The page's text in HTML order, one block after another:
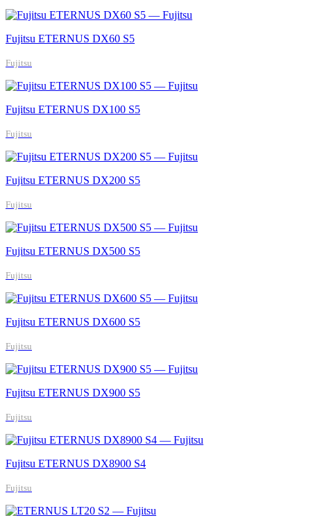
Fujitsu ETERNUS DX60 S5
Fujitsu
Fujitsu ETERNUS DX100 S5
Fujitsu
Fujitsu ETERNUS DX200 S5
Fujitsu
Fujitsu ETERNUS DX500 S5
Fujitsu
Fujitsu ETERNUS DX600 S5
Fujitsu
Fujitsu ETERNUS DX900 S5
Fujitsu
Fujitsu ETERNUS DX8900 S4
Fujitsu